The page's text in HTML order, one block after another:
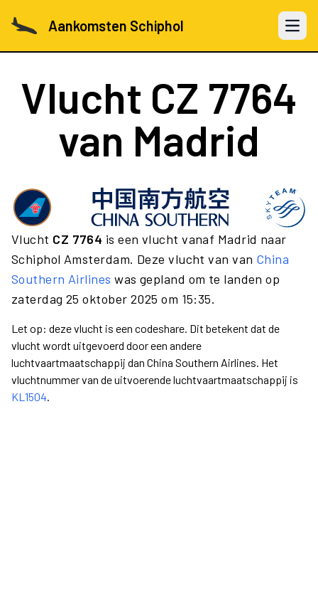
Aankomsten Schiphol Open
Vlucht CZ 7764
van Madrid
Vlucht CZ 7764 is een vlucht vanaf Madrid naar
Schiphol Amsterdam. Deze vlucht van van China
Southern Airlines was gepland om te landen op
zaterdag 25 oktober 2025 om 15:35.
Let op: deze vlucht is een codeshare. Dit betekent dat de
vlucht wordt uitgevoerd door een andere
luchtvaartmaatschappij dan China Southern Airlines. Het
vluchtnummer van de uitvoerende luchtvaartmaatschappij is
KL1504.